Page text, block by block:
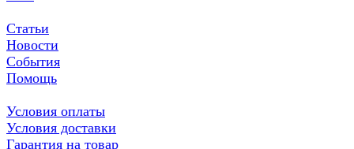
Статьи
Новости
События
Помощь
Условия оплаты
Условия доставки
Гарантия на товар